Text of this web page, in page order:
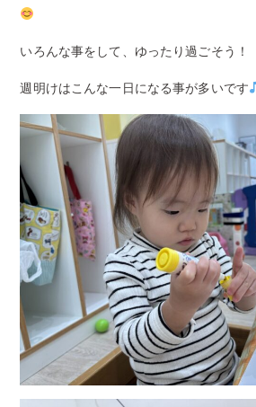
いろんな事をして、ゆったり過ごそう！
週明けはこんな一日になる事が多いです